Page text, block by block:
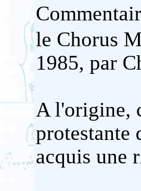
le Chorus
1985, par
A l'origine,
acquis une